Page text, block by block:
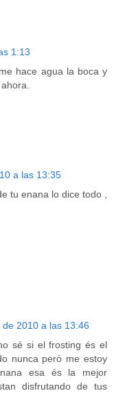
1:13
hace agua la boca y
a las 13:35
tu enana lo dice todo ,
2010 a las 13:46
sé si el frosting és el
nunca peró me estoy
esa és la mejor
disfrutando de tus